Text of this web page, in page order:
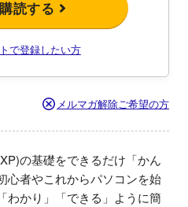
読する
で登録したい方
メルマガ解除ご希望の方
の基礎をできるだけ「かん
心者やこれからパソコンを始
わかり」「できる」ように簡